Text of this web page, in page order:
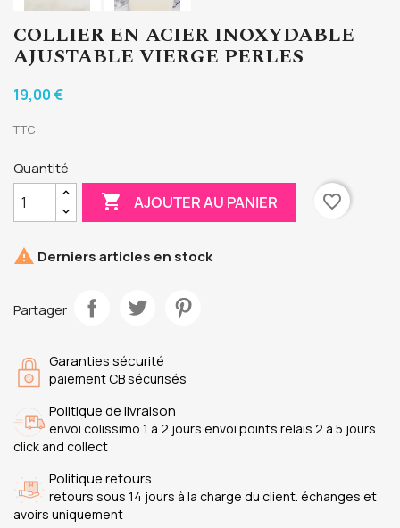
COLLIER EN ACIER INOXYDABLE
AJUSTABLE VIERGE PERLES
19,00 €
TTC
Quantité
 AJOUTER AU PANIER favorite_border
 Derniers articles en stock
Partager
Garanties sécurité
paiement CB sécurisés
Politique de livraison
envoi colissimo 1 à 2 jours envoi points relais 2 à 5 jours
click and collect
Politique retours
retours sous 14 jours à la charge du client. échanges et
avoirs uniquement